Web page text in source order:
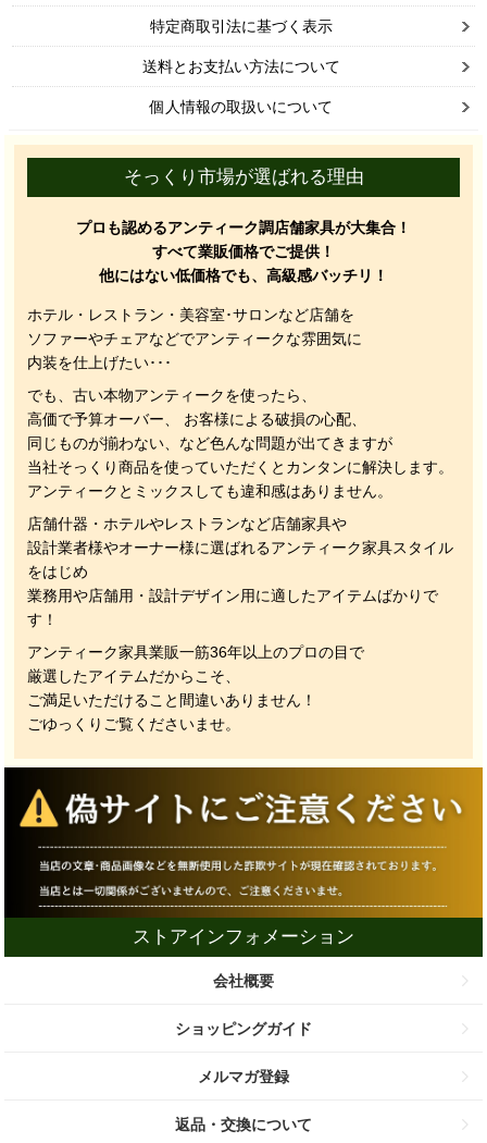
特定商取引法に基づく表示
送料とお支払い方法について
個人情報の取扱いについて
そっくり市場が選ばれる理由
プロも認めるアンティーク調店舗家具が大集合！
すべて業販価格でご提供！
他にはない低価格でも、高級感バッチリ！
ホテル・レストラン・美容室･サロンなど店舗を
ソファーやチェアなどでアンティークな雰囲気に
内装を仕上げたい･･･
でも、古い本物アンティークを使ったら、
高価で予算オーバー、 お客様による破損の心配、
同じものが揃わない、 など色んな問題が出てきますが
当社そっくり商品を使っていただくと カンタンに解決します。
アンティークとミックスしても違和感はありません。
店舗什器・ホテルやレストランなど店舗家具や
設計業者様やオーナー様に選ばれるアンティーク家具スタイル
をはじめ
業務用や店舗用・設計デザイン用に適したアイテムばかりで
す！
アンティーク家具業販一筋36年以上のプロの目で
厳選したアイテムだからこそ、
ご満足いただけること間違いありません！
ごゆっくりご覧くださいませ。
ストアインフォメーション
会社概要
ショッピングガイド
メルマガ登録
返品・交換について